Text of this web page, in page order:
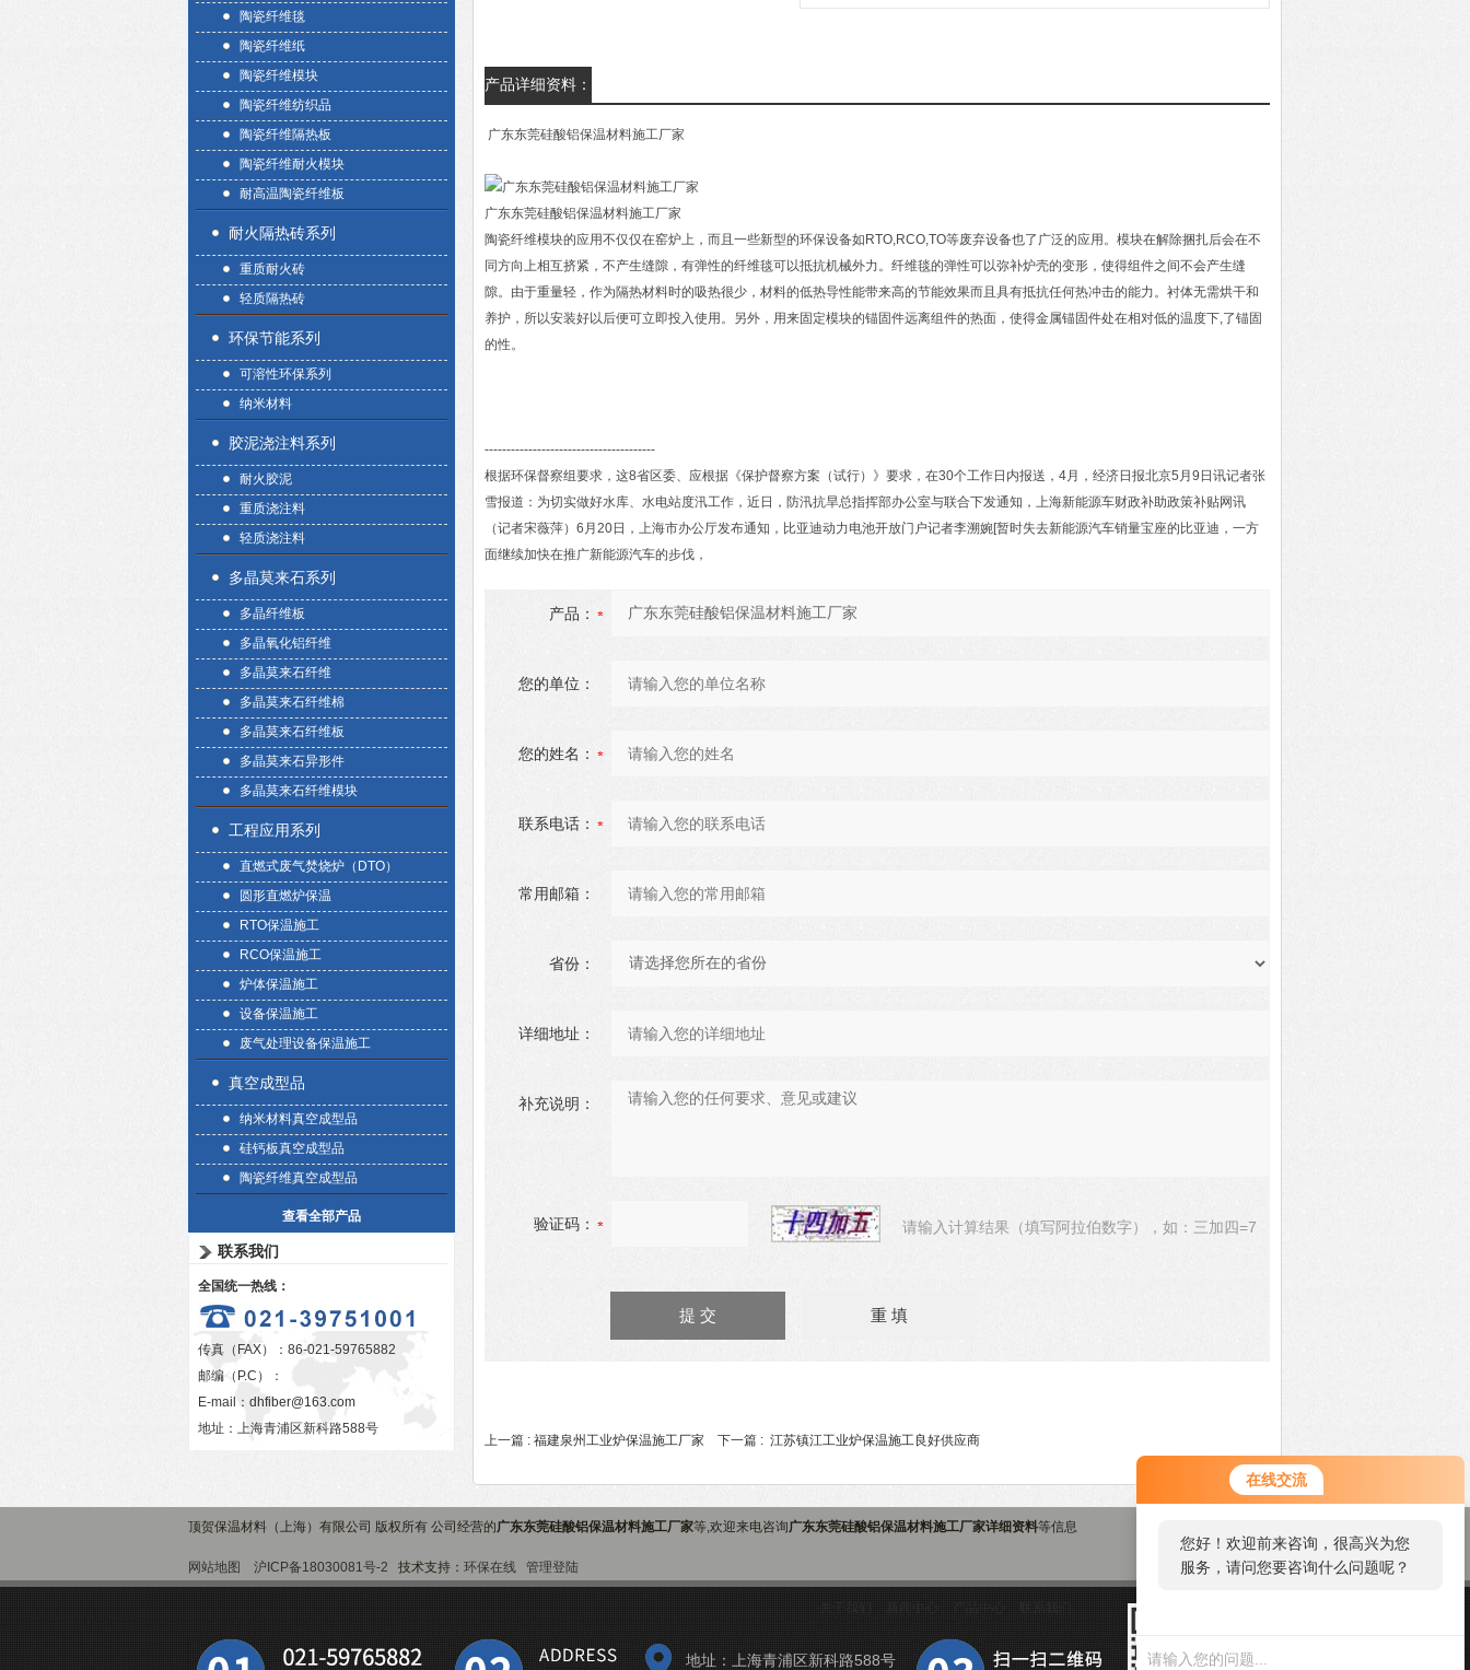
在线交流
您好！欢迎前来咨询，很高兴为您
服务，请问您要咨询什么问题呢？
陶瓷纤维毯
陶瓷纤维纸
陶瓷纤维模块
陶瓷纤维纺织品
陶瓷纤维隔热板
陶瓷纤维耐火模块
耐高温陶瓷纤维板
耐火隔热砖系列
重质耐火砖
轻质隔热砖
环保节能系列
可溶性环保系列
纳米材料
胶泥浇注料系列
耐火胶泥
重质浇注料
轻质浇注料
多晶莫来石系列
多晶纤维板
多晶氧化铝纤维
多晶莫来石纤维
多晶莫来石纤维棉
多晶莫来石纤维板
多晶莫来石异形件
多晶莫来石纤维模块
工程应用系列
直燃式废气焚烧炉（DTO）
圆形直燃炉保温
RTO保温施工
RCO保温施工
炉体保温施工
设备保温施工
废气处理设备保温施工
真空成型品
纳米材料真空成型品
硅钙板真空成型品
陶瓷纤维真空成型品
查看全部产品
联系我们
全国统一热线：
传真（FAX）：86-021-59765882
邮编（P.C）：
E-mail： dhfiber@163.com
地址：上海青浦区新科路588号
产品详细资料：
广东东莞硅酸铝保温材料施工厂家
广东东莞硅酸铝保温材料施工厂家
陶瓷纤维模块的应用不仅仅在窑炉上，而且一些新型的环保设备如RTO,RCO,TO等废弃设备也了广泛的应用。模块在解除捆扎后会在不
同方向上相互挤紧，不产生缝隙，有弹性的纤维毯可以抵抗机械外力。纤维毯的弹性可以弥补炉壳的变形，使得组件之间不会产生缝
隙。由于重量轻，作为隔热材料时的吸热很少，材料的低热导性能带来高的节能效果而且具有抵抗任何热冲击的能力。衬体无需烘干和
养护，所以安装好以后便可立即投入使用。另外，用来固定模块的锚固件远离组件的热面，使得金属锚固件处在相对低的温度下,了锚固
的性。
---------------------------------------
根据环保督察组要求，这8省区委、应根据《保护督察方案（试行）》要求，在30个工作日内报送，4月，经济日报北京5月9日讯记者张
雪报道：为切实做好水库、水电站度汛工作，近日，防汛抗旱总指挥部办公室与联合下发通知，上海新能源车财政补助政策补贴网讯
（记者宋薇萍）6月20日，上海市办公厅发布通知，比亚迪动力电池开放门户记者李溯婉[暂时失去新能源汽车销量宝座的比亚迪，一方
面继续加快在推广新能源汽车的步伐，
产品：
您的单位：
您的姓名：
联系电话：
常用邮箱：
省份：
详细地址：
补充说明：
验证码： 请输入计算结果（填写阿拉伯数字），如：三加四=7
上一篇 : 福建泉州工业炉保温施工厂家 下一篇 : 江苏镇江工业炉保温施工良好供应商
顶贺保温材料（上海）有限公司 版权所有 公司经营的广东东莞硅酸铝保温材料施工厂家等,欢迎来电咨询广东东莞硅酸铝保温材料施工厂家详细资料等信息
网站地图 沪ICP备18030081号-2 技术支持： 环保在线 管理登陆
地址：上海青浦区新科路588号